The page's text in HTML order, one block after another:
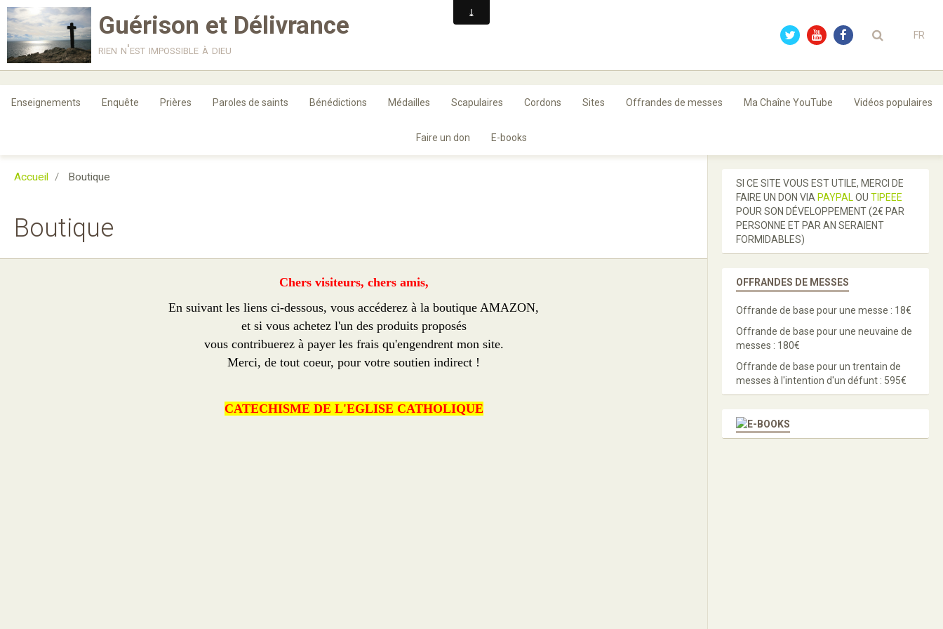
Guérison et Délivrance
rien n'est impossible à dieu
FR
Enseignements Enquête Prières Paroles de saints Bénédictions Médailles Scapulaires Cordons Sites Offrandes de messes Ma Chaîne YouTube Vidéos populaires
Faire un don E-books
Accueil Boutique
Boutique
Chers visiteurs, chers amis,
En suivant les liens ci-dessous, vous accéderez à la boutique AMAZON,
et si vous achetez l'un des produits proposés
vous contribuerez à payer les frais qu'engendrent mon site.
Merci, de tout coeur, pour votre soutien indirect !
CATECHISME DE L'EGLISE CATHOLIQUE
SI CE SITE VOUS EST UTILE, MERCI DE
FAIRE UN DON VIA PAYPAL OU TIPEEE
POUR SON DÉVELOPPEMENT (2€ PAR
PERSONNE ET PAR AN SERAIENT
FORMIDABLES)
OFFRANDES DE MESSES
Offrande de base pour une messe : 18€
Offrande de base pour une neuvaine de
messes : 180€
Offrande de base pour un trentain de
messes à l'intention d'un défunt : 595€